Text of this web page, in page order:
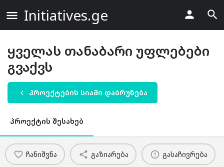
Initiatives.ge
ყველას თანაბარი უფლებები
გვაქვს
პროექტების სიაში დაბრუნება
პროექტის შესახებ
ჩანიშვნა გაზიარება გასაჩივრება